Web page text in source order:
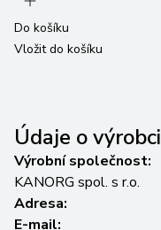
Do košíku
Vložit do košíku
Údaje o výrobci
Výrobní společnost:
KANORG spol. s r.o.
Adresa:
E-mail: